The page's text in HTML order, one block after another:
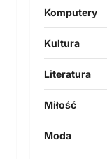
Komputery
Kultura
Literatura
Miłość
Moda